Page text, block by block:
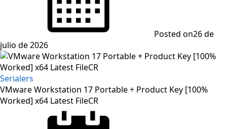
Posted on26 de
julio de 2026
Serialers
VMware Workstation 17 Portable + Product Key [100%
Worked] x64 Latest FileCR